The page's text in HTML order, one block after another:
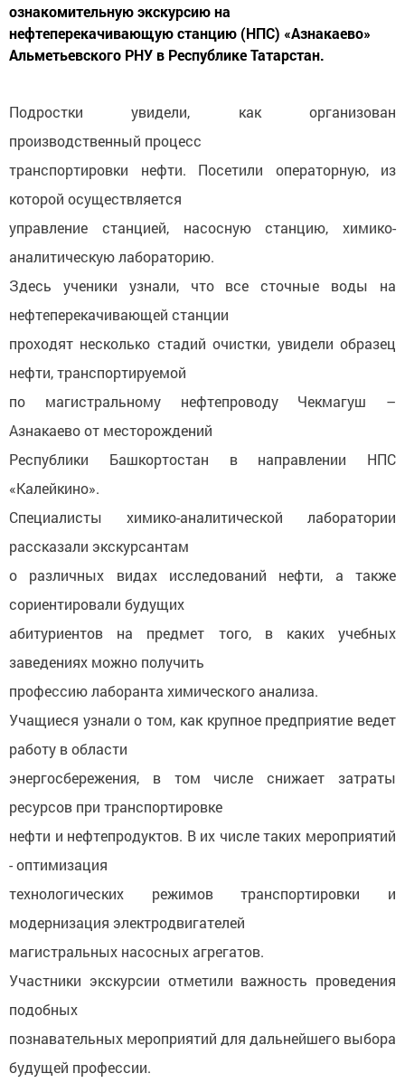
ознакомительную экскурсию на
нефтеперекачивающую станцию (НПС) «Азнакаево»
Альметьевского РНУ в Республике Татарстан.
Подростки увидели, как организован
производственный процесс
транспортировки нефти. Посетили операторную, из
которой осуществляется
управление станцией, насосную станцию, химико-
аналитическую лабораторию.
Здесь ученики узнали, что все сточные воды на
нефтеперекачивающей станции
проходят несколько стадий очистки, увидели образец
нефти, транспортируемой
по магистральному нефтепроводу Чекмагуш –
Азнакаево от месторождений
Республики Башкортостан в направлении НПС
«Калейкино».
Специалисты химико-аналитической лаборатории
рассказали экскурсантам
о различных видах исследований нефти, а также
сориентировали будущих
абитуриентов на предмет того, в каких учебных
заведениях можно получить
профессию лаборанта химического анализа.
Учащиеся узнали о том, как крупное предприятие ведет
работу в области
энергосбережения, в том числе снижает затраты
ресурсов при транспортировке
нефти и нефтепродуктов. В их числе таких мероприятий
- оптимизация
технологических режимов транспортировки и
модернизация электродвигателей
магистральных насосных агрегатов.
Участники экскурсии отметили важность проведения
подобных
познавательных мероприятий для дальнейшего выбора
будущей профессии.